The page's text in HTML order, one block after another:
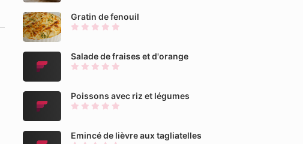
Gratin de fenouil
Salade de fraises et d'orange
Poissons avec riz et légumes
Emincé de lièvre aux tagliatelles